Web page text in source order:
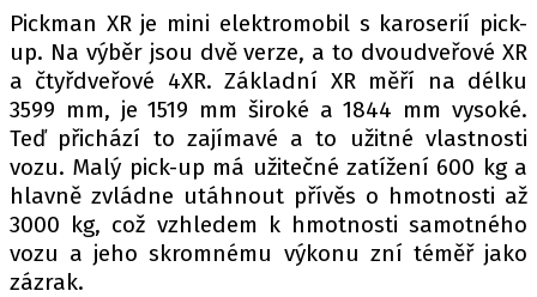
Máte příběh, fotku nebo video?
Pošlete e-mail na autoroad.cz
ETICKÝ KODEX
KONTAKT
VYDAVATEL
Pickman XR je mini elektromobil s karoserií pick-
up. Na výběr jsou dvě verze, a to dvoudveřové XR
a čtyřdveřové 4XR. Základní XR měří na délku
3599 mm, je 1519 mm široké a 1844 mm vysoké.
Teď přichází to zajímavé a to užitné vlastnosti
vozu. Malý pick-up má užitečné zatížení 600 kg a
hlavně zvládne utáhnout přívěs o hmotnosti až
3000 kg, což vzhledem k hmotnosti samotného
vozu a jeho skromnému výkonu zní téměř jako
zázrak.